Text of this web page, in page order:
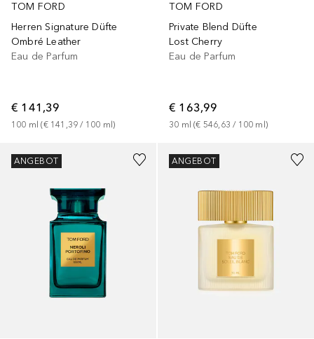
TOM FORD
Herren Signature Düfte
Ombré Leather
Eau de Parfum
€ 141,39
100 ml (€ 141,39 / 100 ml)
TOM FORD
Private Blend Düfte
Lost Cherry
Eau de Parfum
€ 163,99
30 ml (€ 546,63 / 100 ml )
ANGEBOT ANGEBOT